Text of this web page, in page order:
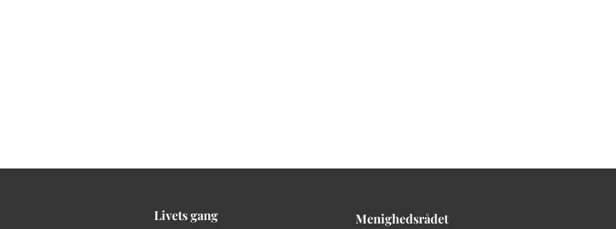
Livets gang Menighedsrådet